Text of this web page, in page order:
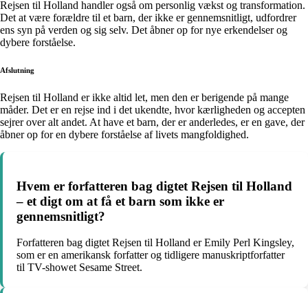
Rejsen til Holland handler også om personlig vækst og transformation.
Det at være forældre til et barn, der ikke er gennemsnitligt, udfordrer
ens syn på verden og sig selv. Det åbner op for nye erkendelser og
dybere forståelse.
Afslutning
Rejsen til Holland er ikke altid let, men den er berigende på mange
måder. Det er en rejse ind i det ukendte, hvor kærligheden og accepten
sejrer over alt andet. At have et barn, der er anderledes, er en gave, der
åbner op for en dybere forståelse af livets mangfoldighed.
Hvem er forfatteren bag digtet Rejsen til Holland
– et digt om at få et barn som ikke er
gennemsnitligt?
Forfatteren bag digtet Rejsen til Holland er Emily Perl Kingsley,
som er en amerikansk forfatter og tidligere manuskriptforfatter
til TV-showet Sesame Street.